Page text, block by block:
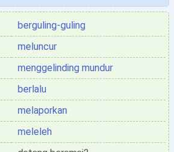
berguling-guling
meluncur
menggelinding mundur
berlalu
melaporkan
meleleh